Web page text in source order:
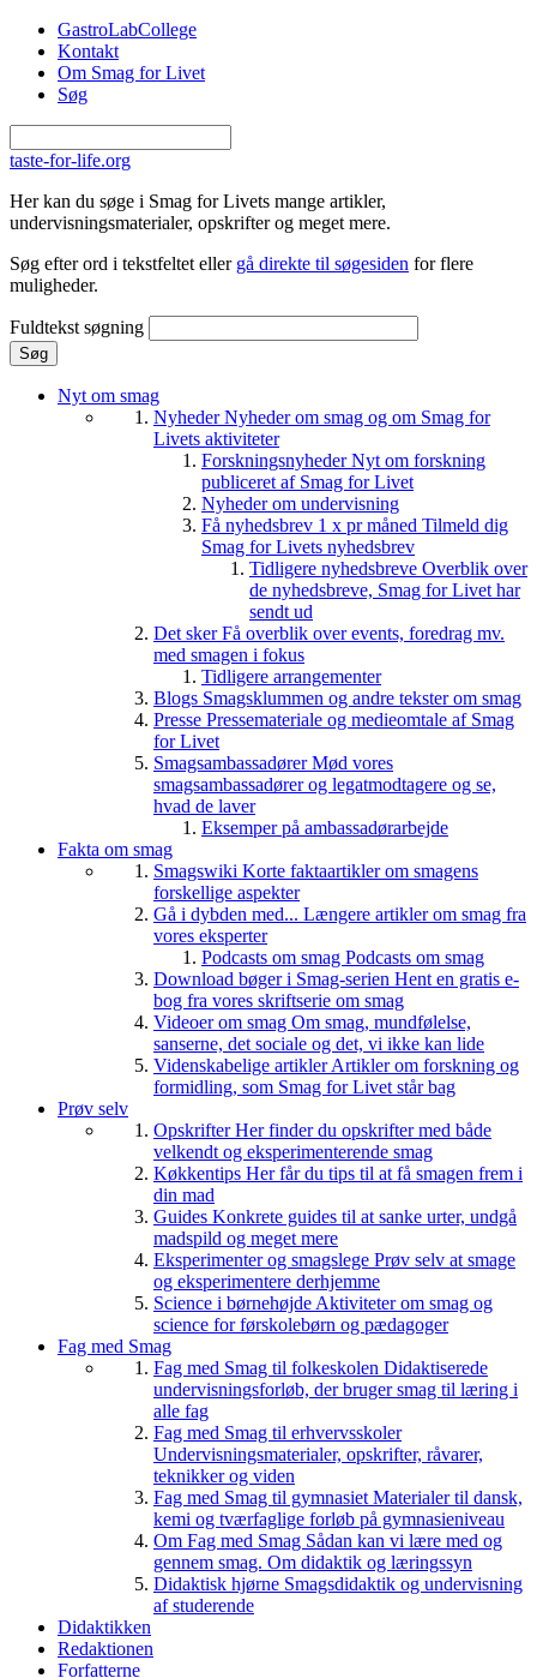
Gå til hovedindhold
GastroLabCollege
Kontakt
Om Smag for Livet
Søg
taste-for-life.org
Her kan du søge i Smag for Livets mange artikler,
undervisningsmaterialer, opskrifter og meget mere.
Søg efter ord i tekstfeltet eller gå direkte til søgesiden for flere
muligheder.
Fuldtekst søgning
Nyt om smag
NyhederNyheder om smag og om Smag for
Livets aktiviteter
ForskningsnyhederNyt om forskning
publiceret af Smag for Livet
Nyheder om undervisning
Få nyhedsbrev 1 x pr måned Tilmeld dig
Smag for Livets nyhedsbrev
Tidligere nyhedsbreve Overblik over
de nyhedsbreve, Smag for Livet har
sendt ud
Det skerFå overblik over events, foredrag mv.
med smagen i fokus
Tidligere arrangementer
Blogs Smagsklummen og andre tekster om smag
Presse Pressemateriale og medieomtale af Smag
for Livet
SmagsambassadørerMød vores
smagsambassadører og legatmodtagere og se,
hvad de laver
Eksemper på ambassadørarbejde
Fakta om smag
Smagswiki Korte faktaartikler om smagens
forskellige aspekter
Gå i dybden med... Længere artikler om smag fra
vores eksperter
Podcasts om smag Podcasts om smag
Download bøger i Smag-serien Hent en gratis e-
bog fra vores skriftserie om smag
Videoer om smag Om smag, mundfølelse,
sanserne, det sociale og det, vi ikke kan lide
Videnskabelige artiklerArtikler om forskning og
formidling, som Smag for Livet står bag
Prøv selv
OpskrifterHer finder du opskrifter med både
velkendt og eksperimenterende smag
Køkkentips Her får du tips til at få smagen frem i
din mad
Guides Konkrete guides til at sanke urter, undgå
madspild og meget mere
Eksperimenter og smagslege Prøv selv at smage
og eksperimentere derhjemme
Science i børnehøjde Aktiviteter om smag og
science for førskolebørn og pædagoger
Fag med Smag
Fag med Smag til folkeskolen Didaktiserede
undervisningsforløb, der bruger smag til læring i
alle fag
Fag med Smag til erhvervsskoler
Undervisningsmaterialer, opskrifter, råvarer,
teknikker og viden
Fag med Smag til gymnasiet Materialer til dansk,
kemi og tværfaglige forløb på gymnasieniveau
Om Fag med Smag Sådan kan vi lære med og
gennem smag. Om didaktik og læringssyn
Didaktisk hjørne Smagsdidaktik og undervisning
af studerende
Didaktikken
Redaktionen
Forfatterne